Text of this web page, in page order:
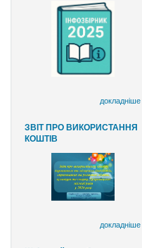
докладніше
ЗВІТ ПРО ВИКОРИСТАННЯ
КОШТІВ
докладніше